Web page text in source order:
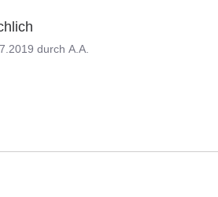
durchA.A.